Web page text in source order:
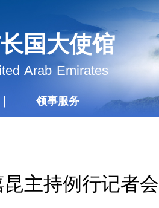
国大使馆
Arab Emirates
领事服务
主持例行记者会